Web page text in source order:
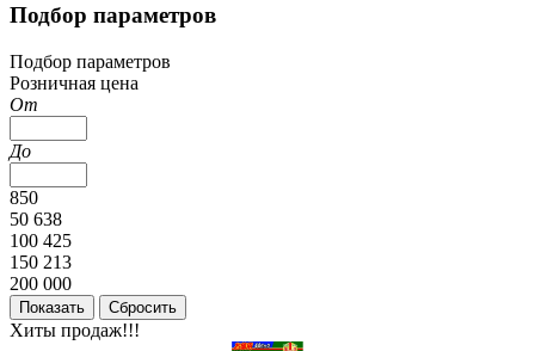
Подбор параметров
Подбор параметров
Розничная цена
От
До
850
50 638
100 425
150 213
200 000
Хиты продаж!!!